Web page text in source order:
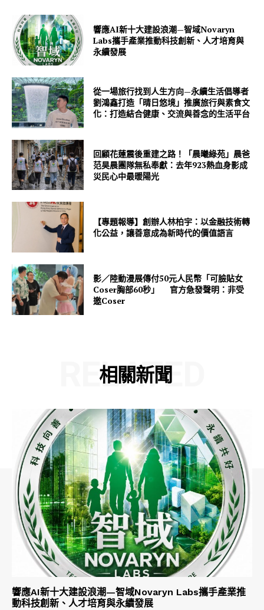
響應AI新十大建設浪潮—智域Novaryn
Labs攜手產業推動科技創新、人才培育與
永續發展
從一場旅行找到人生方向—永續生活倡導者
劉鴻鑫打造「晴日悠境」推廣旅行與素食文
化：打造結合健康、交流與善念的生活平台
回顧花蓮震後重建之路！「晨曦綠苑」晨爸
范昊晨團隊無私奉獻：去年923熱血身影成
災民心中最暖陽光
【專題報導】創辦人林柏宇：以金融技術轉
化公益，讓善意成為新時代的價值語言
影／陸動漫展傳付50元人民幣「可臉貼女
Coser胸部60秒」 官方急發聲明：非受
邀Coser
相關新聞
RELATED
響應AI新十大建設浪潮—智域Novaryn Labs攜手產業推
動科技創新、人才培育與永續發展